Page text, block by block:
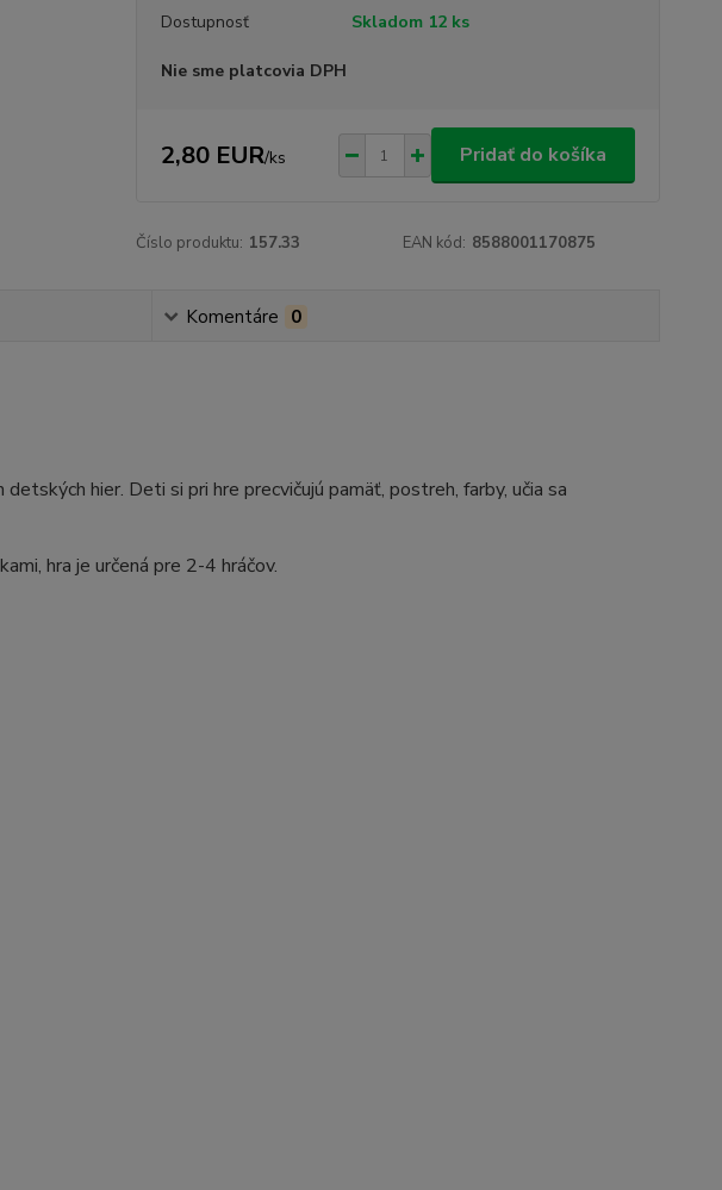
Dostupnosť Skladom 12 ks
Nie sme platcovia DPH
2,80 EUR/ks Pridať do košíka
Číslo produktu: 157.33 EAN kód: 8588001170875
Komentáre 0
hier. Deti si pri hre precvičujú pamäť, postreh, farby, učia sa
hra je určená pre 2-4 hráčov.